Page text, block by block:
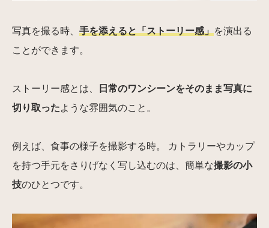
写真を撮る時、 手を添えると「ストーリー感」を演出る
ことができます。
ストーリー感とは、
日常のワンシーンをそのまま写真に
切り取ったような雰囲気のこと。
例えば、食事の様子を撮影する時。 カトラリーやカップ
を持つ手元をさりげなく写し込むのは、簡単な撮影の小
技のひとつです。